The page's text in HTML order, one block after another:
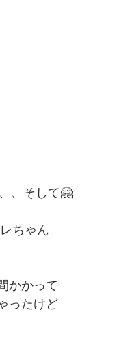
、そして🤗
ちゃん
かかって
ったけど